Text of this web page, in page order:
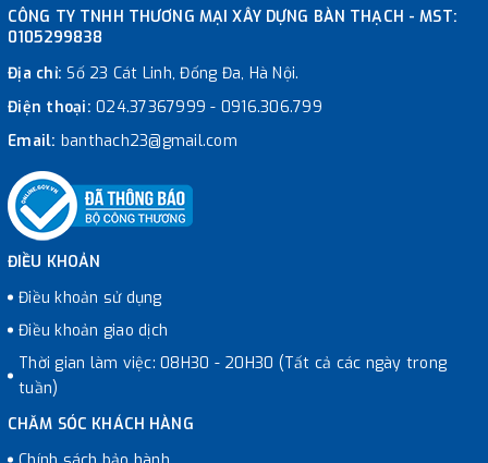
CÔNG TY TNHH THƯƠNG MẠI XÂY DỰNG BÀN THẠCH - MST:
0105299838
Địa chỉ:Số 23 Cát Linh, Đống Đa, Hà Nội.
Điện thoại: 024.37367999 - 0916.306.799
Email: banthach23@gmail.com
ĐIỀU KHOẢN
Điều khoản sử dụng
Điều khoản giao dịch
Thời gian làm việc: 08H30 - 20H30 (Tất cả các ngày trong
tuần)
CHĂM SÓC KHÁCH HÀNG